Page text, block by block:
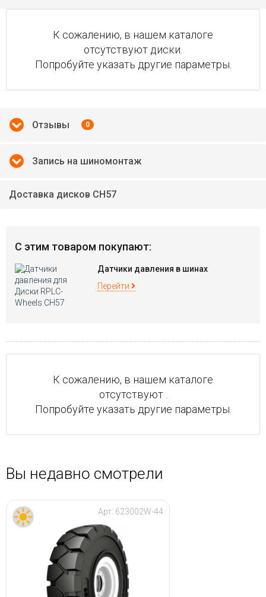
К сожалению, в нашем каталоге
отсутствуют диски.
Попробуйте указать другие параметры.
Отзывы 0
Запись на шиномонтаж
Доставка дисков CH57
С этим товаром покупают:
Датчики давления в шинах
Перейти
К сожалению, в нашем каталоге
отсутствуют .
Попробуйте указать другие параметры.
Вы недавно смотрели
Арт: 623002W-44